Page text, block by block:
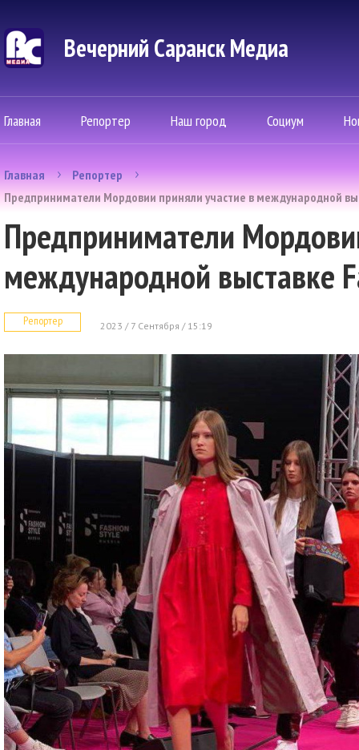
Вечерний Саранск Mедиа
Главная Репортер Наш город Социум
Главная
Репортер
Предприниматели Мордовии приняли участие в международной
Предприниматели
международной выставке
Репортер 2023 / 7 Сентября / 15:19